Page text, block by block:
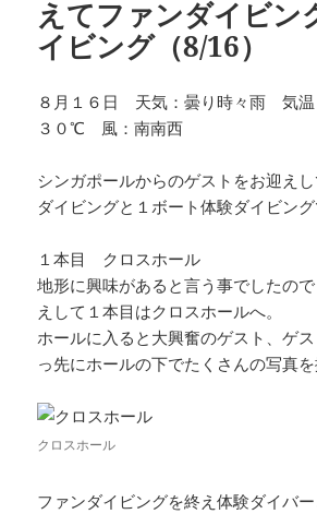
えてファンダイビン
イビング（8/16）
８月１６日 天気：曇り時々雨 気
３０℃ 風：南南西
シンガポールからのゲストをお迎え
ダイビングと１ボート体験ダイビング
１本目 クロスホール
地形に興味があると言う事でしたの
えして１本目はクロスホールへ。
ホールに入ると大興奮のゲスト、ゲ
っ先にホールの下でたくさんの写真を
クロスホール
ファンダイビングを終え体験ダイバ